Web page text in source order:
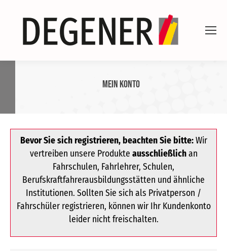
Mein Konto
Bevor Sie sich registrieren, beachten Sie bitte:Wir
vertreiben unsere Produkte ausschließlichan
Fahrschulen, Fahrlehrer, Schulen,
Berufskraftfahrerausbildungsstätten und ähnliche
Institutionen. Sollten Sie sich als Privatperson /
Fahrschüler registrieren, können wir Ihr Kundenkonto
leider nicht freischalten.